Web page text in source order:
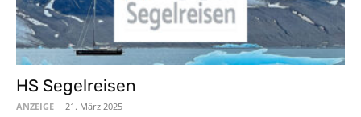
HS Segelreisen
ANZEIGE - 21. März 2025